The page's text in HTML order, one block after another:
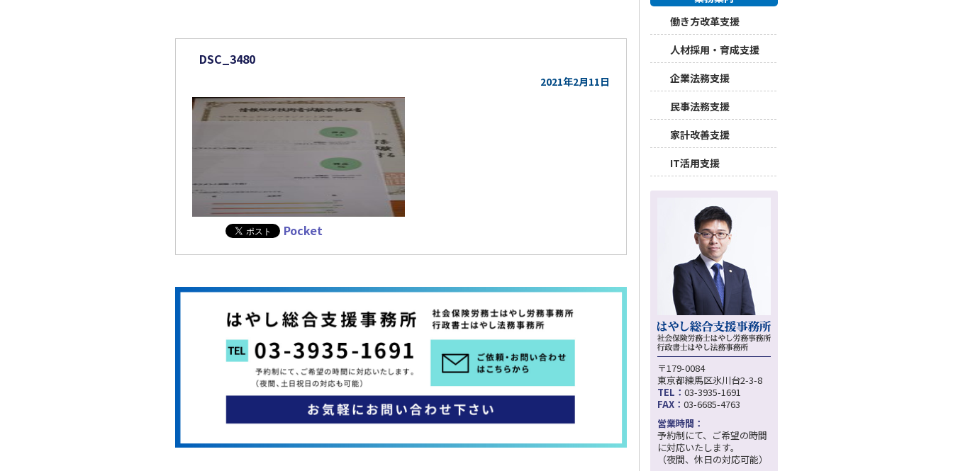
DSC_3480
2021年2月11日
Pocket
働き方改革支援
人材採用・育成支援
企業法務支援
民事法務支援
家計改善支援
IT活用支援
〒179-0084
東京都練馬区氷川台2-3-8
TEL： 03-3935-1691
FAX： 03-6685-4763
営業時間：
予約制にて、ご希望の時間
に対応いたします。
（夜間、休日の対応可能）